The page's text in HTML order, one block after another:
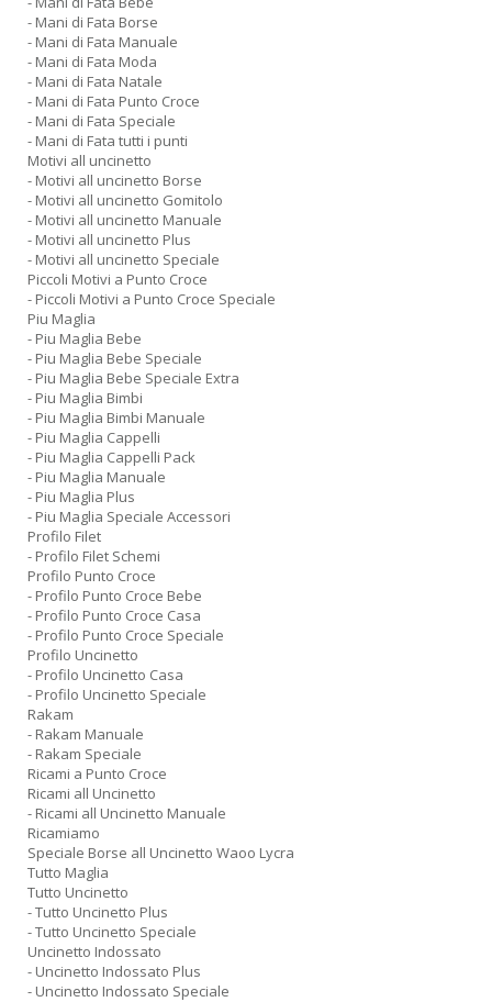
- Mani di Fata Borse
- Mani di Fata Manuale
- Mani di Fata Moda
- Mani di Fata Natale
- Mani di Fata Punto Croce
- Mani di Fata Speciale
- Mani di Fata tutti i punti
Motivi all uncinetto
- Motivi all uncinetto Borse
- Motivi all uncinetto Gomitolo
- Motivi all uncinetto Manuale
- Motivi all uncinetto Plus
- Motivi all uncinetto Speciale
Piccoli Motivi a Punto Croce
- Piccoli Motivi a Punto Croce Speciale
Piu Maglia
- Piu Maglia Bebe
- Piu Maglia Bebe Speciale
- Piu Maglia Bebe Speciale Extra
- Piu Maglia Bimbi
- Piu Maglia Bimbi Manuale
- Piu Maglia Cappelli
- Piu Maglia Cappelli Pack
- Piu Maglia Manuale
- Piu Maglia Plus
- Piu Maglia Speciale Accessori
Profilo Filet
- Profilo Filet Schemi
Profilo Punto Croce
- Profilo Punto Croce Bebe
- Profilo Punto Croce Casa
- Profilo Punto Croce Speciale
Profilo Uncinetto
- Profilo Uncinetto Casa
- Profilo Uncinetto Speciale
Rakam
- Rakam Manuale
- Rakam Speciale
Ricami a Punto Croce
Ricami all Uncinetto
- Ricami all Uncinetto Manuale
Ricamiamo
Speciale Borse all Uncinetto Waoo Lycra
Tutto Maglia
Tutto Uncinetto
- Tutto Uncinetto Plus
- Tutto Uncinetto Speciale
Uncinetto Indossato
- Uncinetto Indossato Plus
- Uncinetto Indossato Speciale